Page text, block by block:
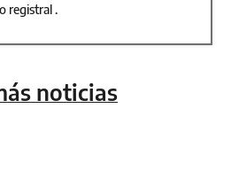
registral .
noticias